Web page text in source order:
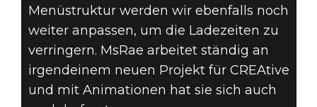
Menüstruktur werden wir ebenfalls noch
weiter anpassen, um die Ladezeiten zu
verringern. MsRae arbeitet ständig an
irgendeinem neuen Projekt für CREAtive
und mit Animationen hat sie sich auch